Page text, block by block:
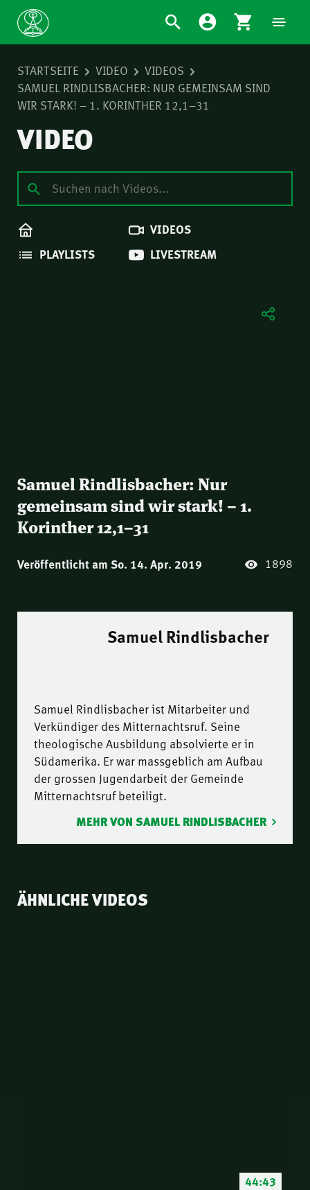
STARTSEITE VIDEO
VIDEOS
SAMUEL RINDLISBACHER: NUR GEMEINSAM SIND
WIR STARK! – 1. KORINTHER 12,1–31
VIDEO
VIDEOS
PLAYLISTS
LIVESTREAM
Samuel Rindlisbacher: Nur
gemeinsam sind wir stark! – 1.
Korinther 12,1–31
Veröffentlicht am So. 14. Apr. 2019 1898
Samuel Rindlisbacher
Samuel Rindlisbacher ist Mitarbeiter und
Verkündiger des Mitternachtsruf. Seine
theologische Ausbildung absolvierte er in
Südamerika. Er war massgeblich am Aufbau
der grossen Jugendarbeit der Gemeinde
Mitternachtsruf beteiligt.
MEHR VON SAMUEL RINDLISBACHER
ÄHNLICHE VIDEOS
44:43